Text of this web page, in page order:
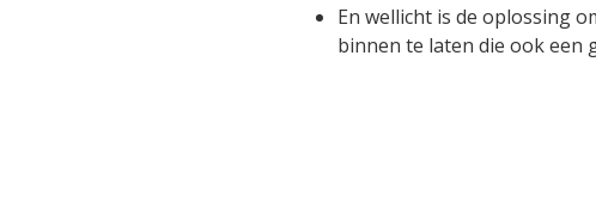
En wellicht is de oplossing
binnen te laten die ook een